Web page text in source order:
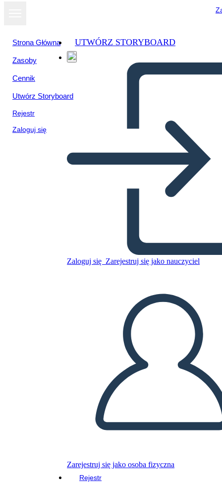
Strona Główna
Zasoby
Cennik
Utwórz Storyboard
Rejestr
Zaloguj się
UTWÓRZ STORYBOARD
Zaloguj się Zarejestruj się jako nauczyciel
Zarejestruj się jako osoba fizyczna
Rejestr
Skopiuj tę scenorys
ODTWARZANIE POKAZU SLAJDÓW
PRZECZYTAJ MI